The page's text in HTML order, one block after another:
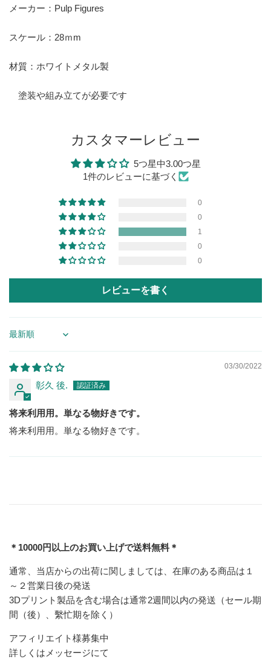
メーカー：Pulp Figures
スケール：28ｍm
材質：ホワイトメタル製
塗装や組み立てが必要です
カスタマーレビュー
5つ星中3.00つ星
1件のレビューに基づく
0
0
1
0
0
レビューを書く
Sort by
03/30/2022
彰久 後.
将来利用用。単なる物好きです。
将来利用用。単なる物好きです。
＊10000円以上のお買い上げで送料無料＊
通常、当店からの出荷に関しましては、在庫のある商品は１
～２営業日後の発送
3Dプリント製品を含む場合は通常2週間以内の発送（セール期
間（後）、繫忙期を除く）
アフィリエイト様募集中
詳しくはメッセージにて